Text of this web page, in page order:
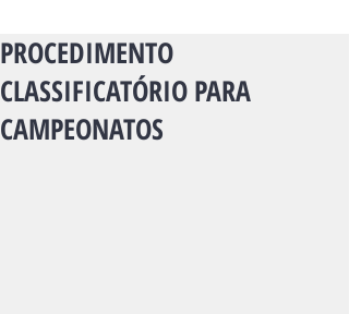
PROCEDIMENTO
CLASSIFICATÓRIO PARA
CAMPEONATOS